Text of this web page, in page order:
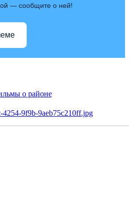
— сообщите о ней!